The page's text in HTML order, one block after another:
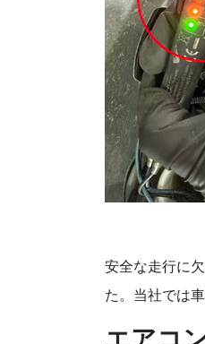
安全な走行に
た。当社では